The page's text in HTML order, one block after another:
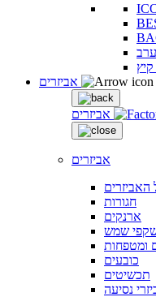
קיץ
אביזרים
אביזרים
האביזרים
חגורות
ארנקים
שמש
ומטפחות
כובעים
תכשיטים
נסיעה